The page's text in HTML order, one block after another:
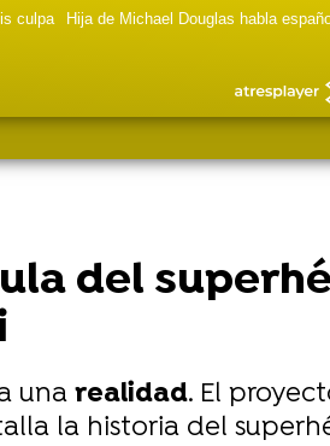
culpa Hija de Michael Douglas habla
del
una realidad. El
la historia del